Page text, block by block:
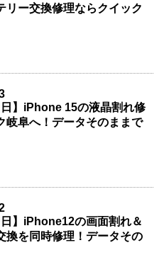
リー交換修理ならクイック
日】iPhone 15の液晶割れ修
岐阜へ！データそのままで
日】iPhone12の画面割れ＆
換を同時修理！データその